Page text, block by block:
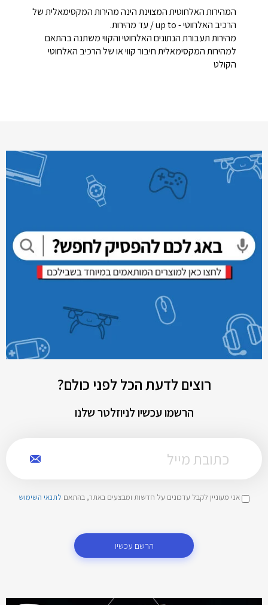
המהירות האלחוטית המצוינת הינה מהירות המקסימאלית של
הרכיב האלחוטי - up to / עד מהירות.
מהירות תעבורת הנתונים האלחוטי והקווי משתנה בהתאם
למהירות המקסימאלית חיבור קווי או של הרכיב האלחוטי
הקולט
רוצים לדעת הכל לפני כולם?
הרשמו עכשיו לניוזלטר שלנו
אני מעוניין לקבל עדכונים על חדשות ומבצעים באתר, בהתאם לתנאי השימוש
הרשם עכשיו